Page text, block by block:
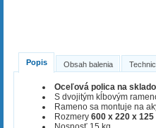
Popis Obsah balenia
Oceľová polica na
S dvojitým kĺbovým
Rameno sa montuje na
Rozmery600 x 220 x 125